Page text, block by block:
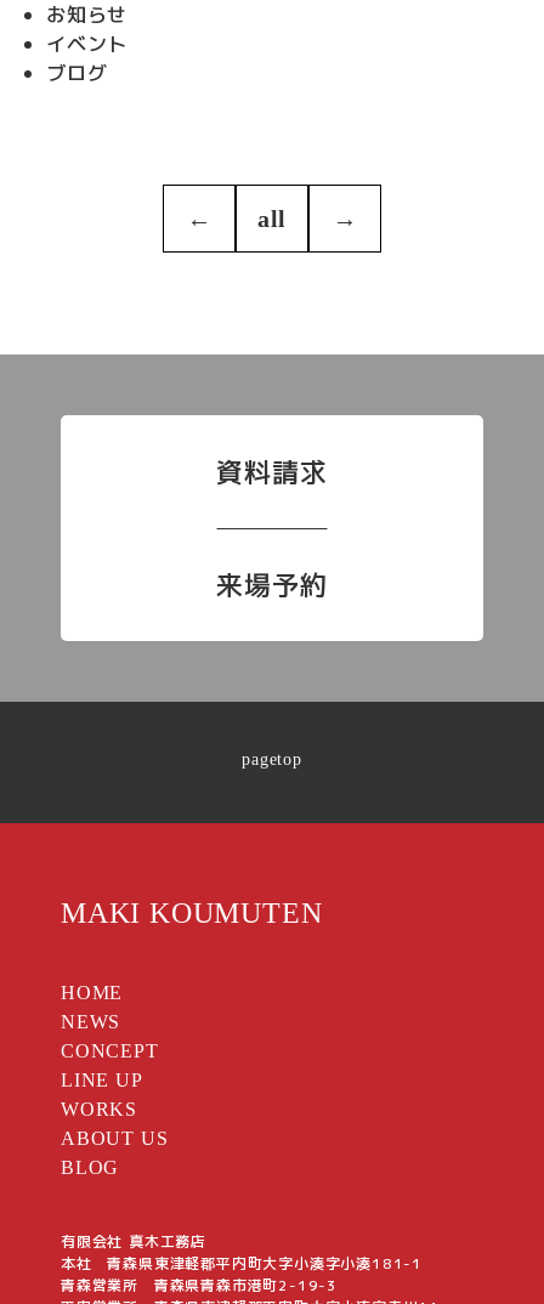
お知らせ
イベント
ブログ
← all →
資料請求
来場予約
pagetop
MAKI KOUMUTEN
HOME
NEWS
CONCEPT
LINE UP
WORKS
ABOUT US
BLOG
有限会社 真木工務店
本社 青森県東津軽郡平内町大字小湊字小湊181-1
青森営業所 青森県青森市港町2-19-3